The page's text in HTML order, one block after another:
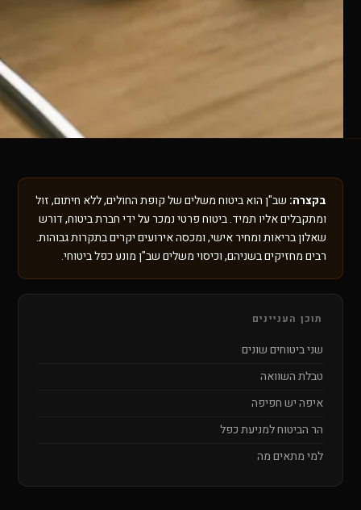
בקצרה: שב"ן הוא ביטוח משלים של קופת החולים, ללא חיתום, זול
ומתקבלים אליו תמיד. ביטוח פרטי נמכר על ידי חברת ביטוח, דורש
שאלון בריאות ומחיר אישי, ומכסה אירועים יקרים בתקרות גבוהות.
רבים מחזיקים בשניהם, וכיסוי משלים שב"ן מונע כפל ביטוחי.
תוכן העניינים
שני ביטוחים שונים
טבלת השוואה
איפה יש חפיפה
הר הביטוח למניעת כפל
למי מתאים מה